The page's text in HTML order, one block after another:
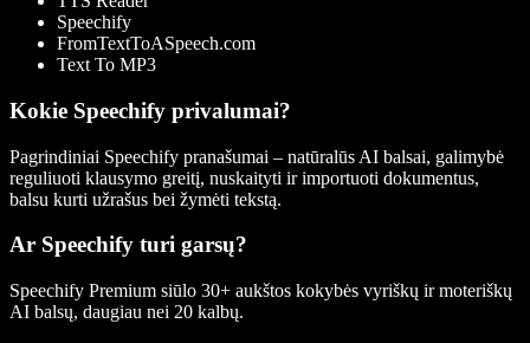
Speechify
FromTextToASpeech.com
Text To MP3
Kokie Speechify privalumai?
Pagrindiniai Speechify pranašumai – natūralūs AI balsai, galimybė
reguliuoti klausymo greitį, nuskaityti ir importuoti dokumentus,
balsu kurti užrašus bei žymėti tekstą.
Ar Speechify turi garsų?
Speechify Premium siūlo 30+ aukštos kokybės vyriškų ir moteriškų
AI balsų, daugiau nei 20 kalbų.